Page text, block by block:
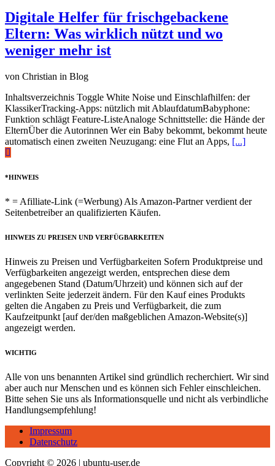
Digitale Helfer für frischgebackene
Eltern: Was wirklich nützt und wo
weniger mehr ist
von Christian in Blog
Inhaltsverzeichnis Toggle White Noise und Einschlafhilfen: der
KlassikerTracking-Apps: nützlich mit AblaufdatumBabyphone:
Funktion schlägt Feature-ListeAnaloge Schnittstelle: die Hände der
ElternÜber die Autorinnen Wer ein Baby bekommt, bekommt heute
automatisch einen zweiten Neuzugang: eine Flut an Apps, [...]
*HINWEIS
* = Afilliate-Link (=Werbung) Als Amazon-Partner verdient der
Seitenbetreiber an qualifizierten Käufen.
HINWEIS ZU PREISEN UND VERFÜGBARKEITEN
Hinweis zu Preisen und Verfügbarkeiten Sofern Produktpreise und
Verfügbarkeiten angezeigt werden, entsprechen diese dem
angegebenen Stand (Datum/Uhrzeit) und können sich auf der
verlinkten Seite jederzeit ändern. Für den Kauf eines Produkts
gelten die Angaben zu Preis und Verfügbarkeit, die zum
Kaufzeitpunkt [auf der/den maßgeblichen Amazon-Website(s)]
angezeigt werden.
WICHTIG
Alle von uns benannten Artikel sind gründlich recherchiert. Wir sind
aber auch nur Menschen und es können sich Fehler einschleichen.
Bitte sehen Sie uns als Informationsquelle und nicht als verbindliche
Handlungsempfehlung!
Impressum
Datenschutz
Copyright © 2026 | ubuntu-user.de